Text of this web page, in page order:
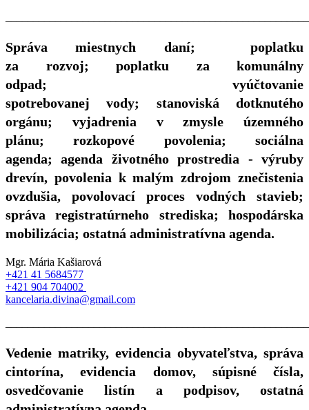
Správa miestnych daní; poplatku
za rozvoj; poplatku za komunálny
odpad; vyúčtovanie
spotrebovanej vody; stanoviská dotknutého
orgánu; vyjadrenia v zmysle územného
plánu; rozkopové povolenia; sociálna
agenda; agenda životného prostredia - výruby
drevín, povolenia k malým zdrojom znečistenia
ovzdušia, povolovací proces vodných stavieb;
správa registratúrneho strediska; hospodárska
mobilizácia; ostatná administratívna agenda.
Mgr. Mária Kašiarová
+421 41 5684577
+421 904 704002
kancelaria.divina@gmail.com
Vedenie matriky, evidencia obyvateľstva, správa
cintorína, evidencia domov, súpisné čísla,
osvedčovanie listín a podpisov, ostatná